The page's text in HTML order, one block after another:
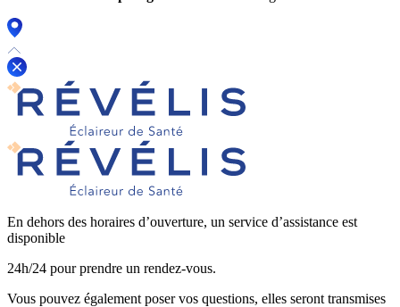
En dehors des horaires d’ouverture, un service d’assistance est
disponible
24h/24 pour prendre un rendez-vous.
Vous pouvez également poser vos questions, elles seront transmises